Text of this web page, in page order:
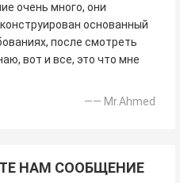
очень много, они
основанный
после смотреть
вот и все, это что мне
—— Mr.Ahmed
НАМ СООБЩЕНИЕ